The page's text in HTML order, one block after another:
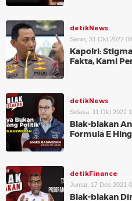
detikNews
Senin, 31 Okt 2022
Kapolri:
Fakta, Kami
detikNews
Selasa, 11 Okt 2022
Blak-blakan
Formula E
detikFinance
Jumat, 17 Des 2021
Blak-blakan